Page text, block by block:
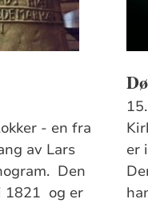
- en fra
av Lars
Den
1821 og er
er